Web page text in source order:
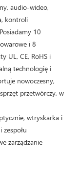
audio-wideo,
kontroli
10
i 8
UL, CE, RoHS i
technologię i
nowoczesny,
przetwórczy, w
wtryskarka i
zarządzanie